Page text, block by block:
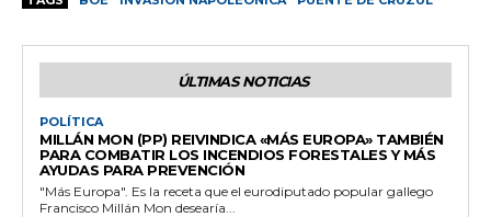
ÚLTIMAS NOTICIAS
POLÍTICA
MILLÁN MON (PP) REIVINDICA «MÁS EUROPA» TAMBIÉN
PARA COMBATIR LOS INCENDIOS FORESTALES Y MÁS
AYUDAS PARA PREVENCIÓN
"Más Europa". Es la receta que el eurodiputado popular gallego
Francisco Millán Mon desearía...